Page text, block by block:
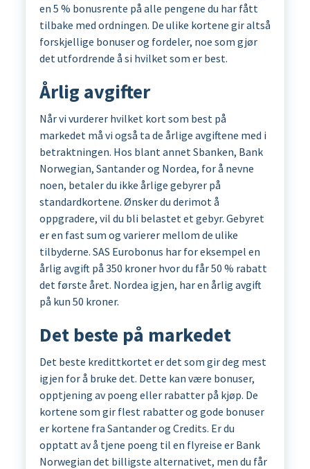
en 5 % bonusrente på alle pengene du har fått
tilbake med ordningen. De ulike kortene gir altså
forskjellige bonuser og fordeler, noe som gjør
det utfordrende å si hvilket som er best.
Årlig avgifter
Når vi vurderer hvilket kort som best på
markedet må vi også ta de årlige avgiftene med i
betraktningen. Hos blant annet Sbanken, Bank
Norwegian, Santander og Nordea, for å nevne
noen, betaler du ikke årlige gebyrer på
standardkortene. Ønsker du derimot å
oppgradere, vil du bli belastet et gebyr. Gebyret
er en fast sum og varierer mellom de ulike
tilbyderne. SAS Eurobonus har for eksempel en
årlig avgift på 350 kroner hvor du får 50 % rabatt
det første året. Nordea igjen, har en årlig avgift
på kun 50 kroner.
Det beste på markedet
Det beste kredittkortet er det som gir deg mest
igjen for å bruke det. Dette kan være bonuser,
opptjening av poeng eller rabatter på kjøp. De
kortene som gir flest rabatter og gode bonuser
er kortene fra Santander og Credits. Er du
opptatt av å tjene poeng til en flyreise er Bank
Norwegian det billigste alternativet, men du får